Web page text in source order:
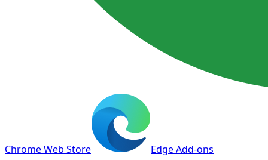
Chrome Web Store Edge Add-ons